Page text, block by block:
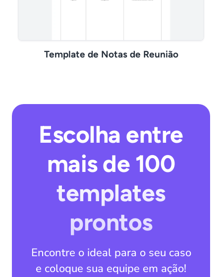
Template de Notas de Reunião
Escolha entre
mais de 100
templates
prontos
Encontre o ideal para o seu caso
e coloque sua equipe em ação!